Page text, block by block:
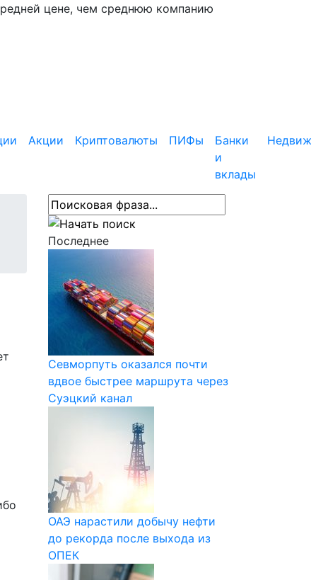
цене, чем среднюю компанию
Акции Криптовалюты ПИФы
Банки
и
вклады
Последнее
Севморпуть оказался почти
вдвое быстрее маршрута через
Суэцкий канал
ОАЭ нарастили добычу нефти
до рекорда после выхода из
ОПЕК